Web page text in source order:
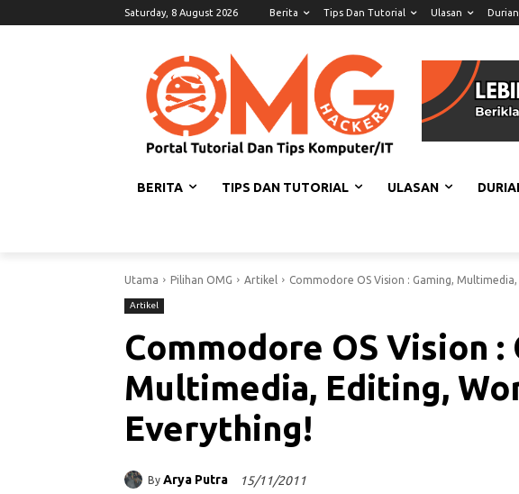
Saturday, 8 August 2026 Berita Tips Dan Tutorial Ulasan
BERITA TIPS DAN TUTORIAL ULASAN
Utama Pilihan OMG Artikel Commodore OS Vision : Gaming,
Artikel
Commodore OS Vision :
Multimedia, Editing,
Everything!
By Arya Putra 15/11/2011